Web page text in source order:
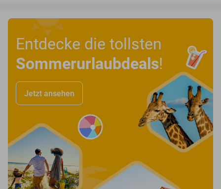
Entdecke die tollsten
Sommerurlaubdeals!
Jetzt ansehen